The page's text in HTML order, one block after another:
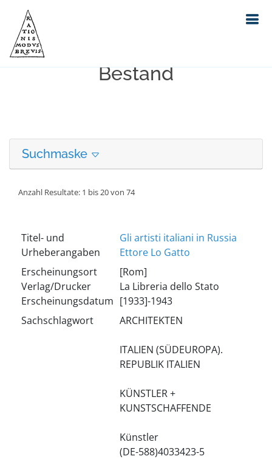
Erweiterte Suche in unserem
Bestand
Suchmaske
Anzahl Resultate: 1 bis 20 von 74
Titel- und
Urheberangaben
Gli artisti italiani in Russia
Ettore Lo Gatto
Erscheinungsort
Verlag/Drucker
Erscheinungsdatum
[Rom]
La Libreria dello Stato
[1933]-1943
Sachschlagwort
ARCHITEKTEN
ITALIEN (SÜDEUROPA).
REPUBLIK ITALIEN
KÜNSTLER +
KUNSTSCHAFFENDE
Künstler
(DE-588)4033423-5